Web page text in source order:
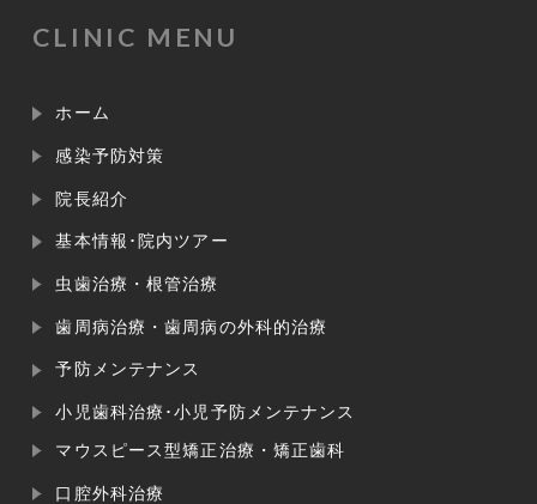
CLINIC MENU
ホーム
感染予防対策
院長紹介
基本情報･院内ツアー
虫歯治療・根管治療
歯周病治療・歯周病の外科的治療
予防メンテナンス
小児歯科治療･小児予防メンテナンス
マウスピース型矯正治療・矯正歯科
口腔外科治療